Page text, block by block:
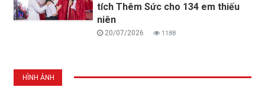
tích Thêm Sức cho 134 em thiếu
niên
20/07/2026 1188
HÌNH ẢNH